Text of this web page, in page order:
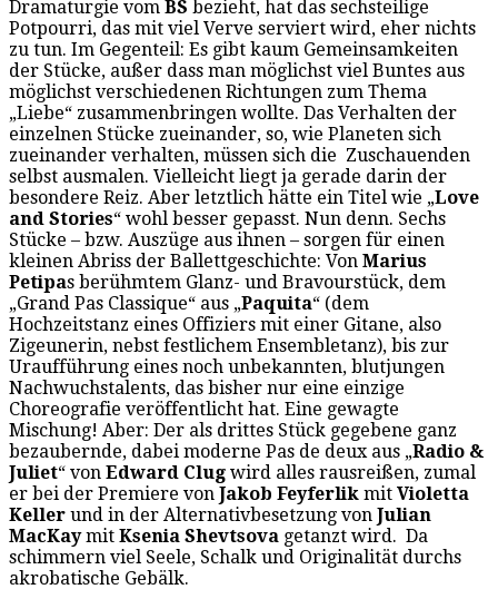
Dramaturgie vom BS bezieht, hat das sechsteilige
Potpourri, das mit viel Verve serviert wird, eher nichts
zu tun. Im Gegenteil: Es gibt kaum Gemeinsamkeiten
der Stücke, außer dass man möglichst viel Buntes aus
möglichst verschiedenen Richtungen zum Thema
„Liebe“ zusammenbringen wollte. Das Verhalten der
einzelnen Stücke zueinander, so, wie Planeten sich
zueinander verhalten, müssen sich die Zuschauenden
selbst ausmalen. Vielleicht liegt ja gerade darin der
besondere Reiz. Aber letztlich hätte ein Titel wie „Love
and Stories“ wohl besser gepasst. Nun denn. Sechs
Stücke – bzw. Auszüge aus ihnen – sorgen für einen
kleinen Abriss der Ballettgeschichte: Von Marius
Petipas berühmtem Glanz- und Bravourstück, dem
„Grand Pas Classique“ aus „Paquita“ (dem
Hochzeitstanz eines Offiziers mit einer Gitane, also
Zigeunerin, nebst festlichem Ensembletanz), bis zur
Uraufführung eines noch unbekannten, blutjungen
Nachwuchstalents, das bisher nur eine einzige
Choreografie veröffentlicht hat. Eine gewagte
Mischung! Aber: Der als drittes Stück gegebene ganz
bezaubernde, dabei moderne Pas de deux aus „Radio &
Juliet“ von Edward Clug wird alles rausreißen, zumal
er bei der Premiere von Jakob Feyferlik mit Violetta
Keller und in der Alternativbesetzung von Julian
MacKaymit Ksenia Shevtsova getanzt wird. Da
schimmern viel Seele, Schalk und Originalität durchs
akrobatische Gebälk.